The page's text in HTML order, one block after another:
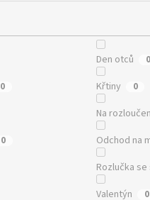
Den otců 0
0 Křtiny 0
Na
0 Odchod na
Rozlučka
Valentýn 0